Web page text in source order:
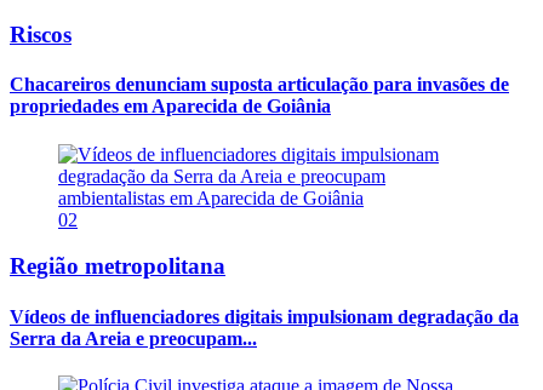
Riscos
Chacareiros denunciam suposta articulação para invasões de
propriedades em Aparecida de Goiânia
02
Região metropolitana
Vídeos de influenciadores digitais impulsionam degradação da
Serra da Areia e preocupam...